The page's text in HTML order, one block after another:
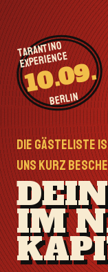
TARANTINO
EXPERIENCE
10.09.
BERLIN
DIE GÄSTELISTE
UNS KURZ
IM